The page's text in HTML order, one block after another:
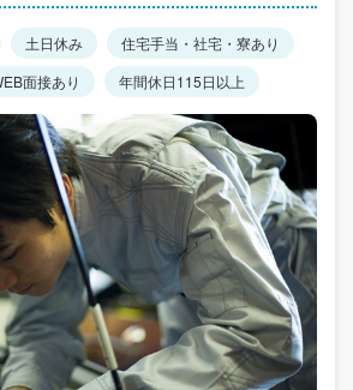
土日休み
住宅手当・社宅・寮あり
面接あり 年間休日115日以上